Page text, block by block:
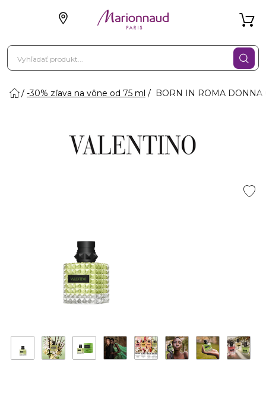
-30% zľava na vône od 75 ml BORN IN ROMA DONNA